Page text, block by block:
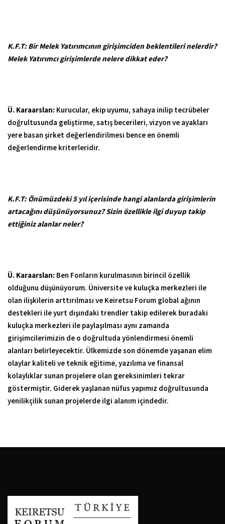
K.F.T: Bir Melek Yatırımcının girişimciden beklentileri nelerdir?
Melek Yatırımcı girişimlerde nelere dikkat eder?
Ü. Karaarslan: Kurucular, ekip uyumu, sahaya inilip tecrübeler
doğrultusunda geliştirme, satış becerileri, vizyon ve ayakları
yere basan şirket değerlendirilmesi bence en önemli
değerlendirme kriterleridir.
K.F.T: Önümüzdeki 5 yıl içerisinde hangi alanlarda girişimlerin
artacağını düşünüyorsunuz? Sizin özellikle ilgi duyup takip
ettiğiniz alanlar neler?
Ü. Karaarslan: Ben Fonların kurulmasının birincil özellik
olduğunu düşünüyorum. Üniversite ve kuluçka merkezleri ile
olan ilişkilerin arttırılması ve Keiretsu Forum global ağının
destekleri ile yurt dışındaki trendler takip edilerek buradaki
kuluçka merkezleri ile paylaşılması aynı zamanda
girişimcilerimizin de o doğrultuda yönlendirmesi önemli
alanları belirleyecektir. Ülkemizde son dönemde yaşanan elim
olaylar kaliteli ve teknik eğitime, yazılıma ve finansal
kolaylıklar sunan projelere olan gereksinimleri tekrar
göstermiştir. Giderek yaşlanan nüfus yapımız doğrultusunda
yenilikçilik sunan projelerde ilgi alanım içindedir.